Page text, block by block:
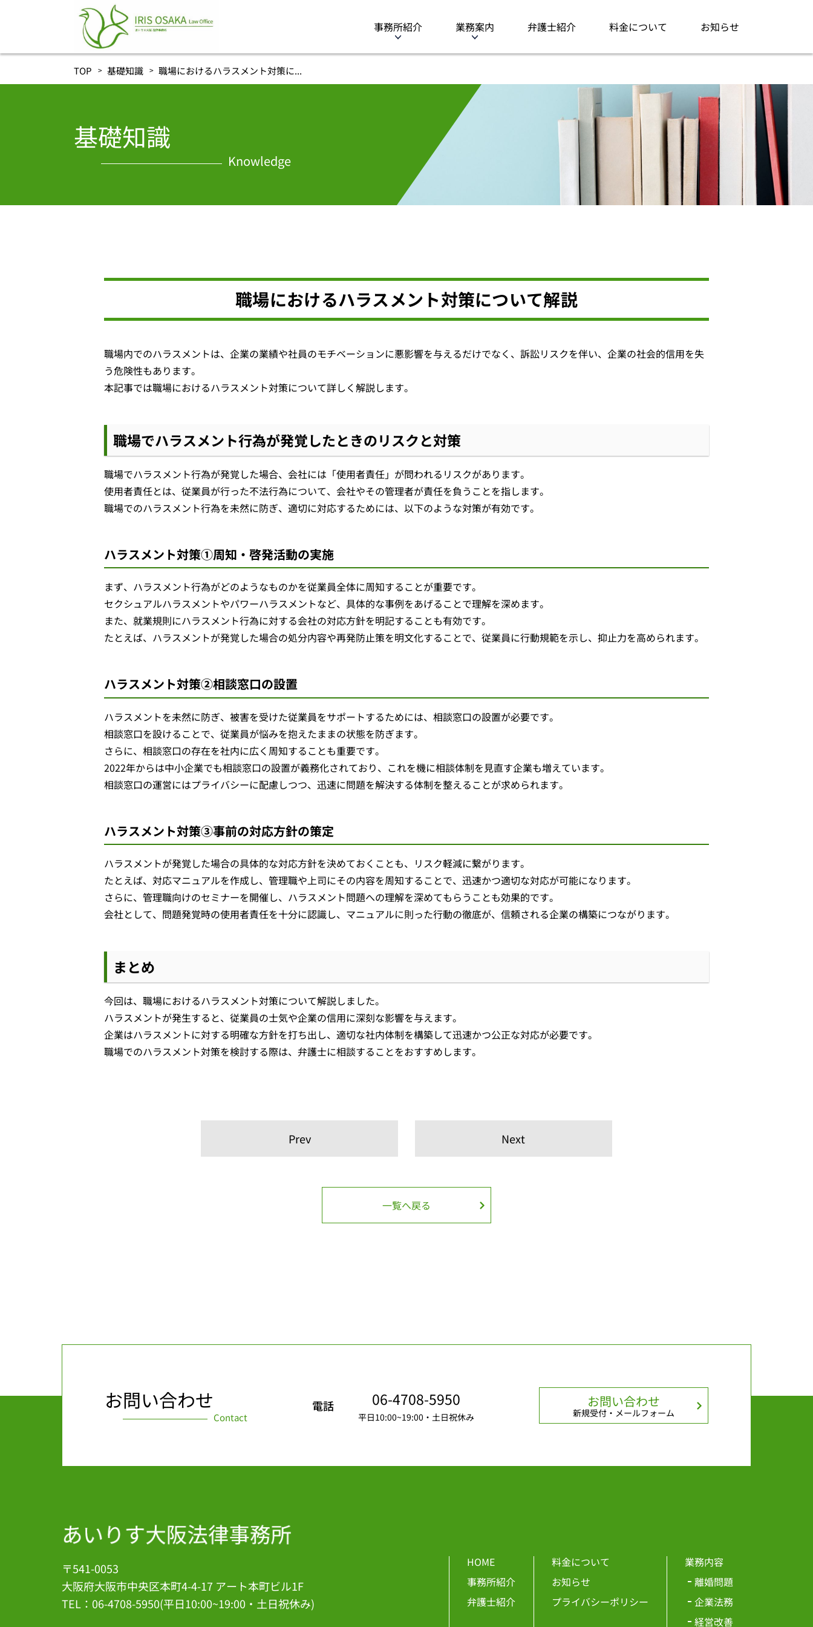
事務所紹介 業務案内 弁護士紹介 料金について お知らせ
TOP 基礎知識 職場におけるハラスメント対策に...
基礎知識
Knowledge
職場におけるハラスメント対策について解説
職場内でのハラスメントは、企業の業績や社員のモチベーションに悪影響を与えるだけでなく、訴訟リスクを伴い、企業の社会的信用を失
う危険性もあります。
本記事では職場におけるハラスメント対策について詳しく解説します。
職場でハラスメント行為が発覚したときのリスクと対策
職場でハラスメント行為が発覚した場合、会社には「使用者責任」が問われるリスクがあります。
使用者責任とは、従業員が行った不法行為について、会社やその管理者が責任を負うことを指します。
職場でのハラスメント行為を未然に防ぎ、適切に対応するためには、以下のような対策が有効です。
ハラスメント対策①周知・啓発活動の実施
まず、ハラスメント行為がどのようなものかを従業員全体に周知することが重要です。
セクシュアルハラスメントやパワーハラスメントなど、具体的な事例をあげることで理解を深めます。
また、就業規則にハラスメント行為に対する会社の対応方針を明記することも有効です。
たとえば、ハラスメントが発覚した場合の処分内容や再発防止策を明文化することで、従業員に行動規範を示し、抑止力を高められます。
ハラスメント対策②相談窓口の設置
ハラスメントを未然に防ぎ、被害を受けた従業員をサポートするためには、相談窓口の設置が必要です。
相談窓口を設けることで、従業員が悩みを抱えたままの状態を防ぎます。
さらに、相談窓口の存在を社内に広く周知することも重要です。
2022年からは中小企業でも相談窓口の設置が義務化されており、これを機に相談体制を見直す企業も増えています。
相談窓口の運営にはプライバシーに配慮しつつ、迅速に問題を解決する体制を整えることが求められます。
ハラスメント対策③事前の対応方針の策定
ハラスメントが発覚した場合の具体的な対応方針を決めておくことも、リスク軽減に繋がります。
たとえば、対応マニュアルを作成し、管理職や上司にその内容を周知することで、迅速かつ適切な対応が可能になります。
さらに、管理職向けのセミナーを開催し、ハラスメント問題への理解を深めてもらうことも効果的です。
会社として、問題発覚時の使用者責任を十分に認識し、マニュアルに則った行動の徹底が、信頼される企業の構築につながります。
まとめ
今回は、職場におけるハラスメント対策について解説しました。
ハラスメントが発生すると、従業員の士気や企業の信用に深刻な影響を与えます。
企業はハラスメントに対する明確な方針を打ち出し、適切な社内体制を構築して迅速かつ公正な対応が必要です。
職場でのハラスメント対策を検討する際は、弁護士に相談することをおすすめします。
Prev Next
一覧へ戻る
お問い合わせ
Contact
電話 06-4708-5950
平日10:00~19:00・土日祝休み
お問い合わせ
新規受付・メールフォーム
〒541-0053
大阪府大阪市中央区本町4-4-17 アート本町ビル1F
TEL：06-4708-5950(平日10:00~19:00・土日祝休み)
HOME
事務所紹介
弁護士紹介
料金について
お知らせ
プライバシーポリシー
業務内容
離婚問題
企業法務
経営改善